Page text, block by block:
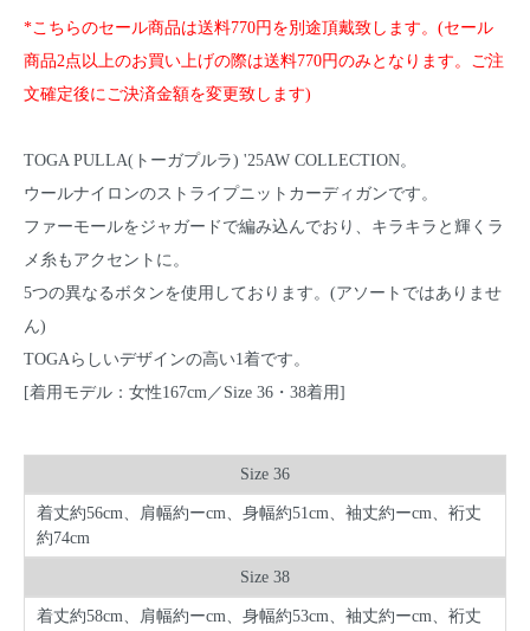
*こちらのセール商品は送料770円を別途頂戴致します。(セール
商品2点以上のお買い上げの際は送料770円のみとなります。ご注
文確定後にご決済金額を変更致します)
TOGA PULLA(トーガプルラ) '25AW COLLECTION。
ウールナイロンのストライプニットカーディガンです。
ファーモールをジャガードで編み込んでおり、キラキラと輝くラ
メ糸もアクセントに。
5つの異なるボタンを使用しております。(アソートではありませ
ん)
TOGAらしいデザインの高い1着です。
[着用モデル：女性167cm／Size 36・38着用]
Size 36
着丈約56cm、肩幅約ーcm、身幅約51cm、袖丈約ーcm、裄丈
約74cm
Size 38
着丈約58cm、肩幅約ーcm、身幅約53cm、袖丈約ーcm、裄丈